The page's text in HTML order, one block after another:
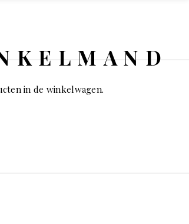
in de winkelwagen.